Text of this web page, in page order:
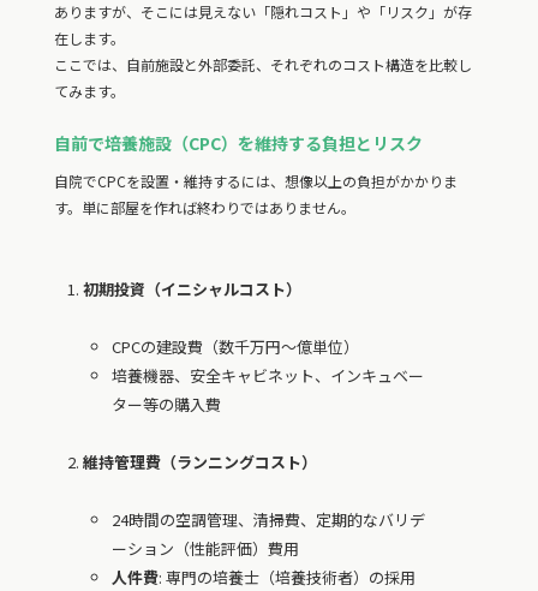
ありますが、そこには見えない「隠れコスト」や「リスク」が存
在します。
ここでは、自前施設と外部委託、それぞれのコスト構造を比較し
てみます。
自前で培養施設（CPC）を維持する負担とリスク
自院でCPCを設置・維持するには、想像以上の負担がかかりま
す。単に部屋を作れば終わりではありません。
初期投資（イニシャルコスト）
CPCの建設費（数千万円〜億単位）
培養機器、安全キャビネット、インキュベー
ター等の購入費
維持管理費（ランニングコスト）
24時間の空調管理、清掃費、定期的なバリデ
ーション（性能評価）費用
人件費: 専門の培養士（培養技術者）の採用